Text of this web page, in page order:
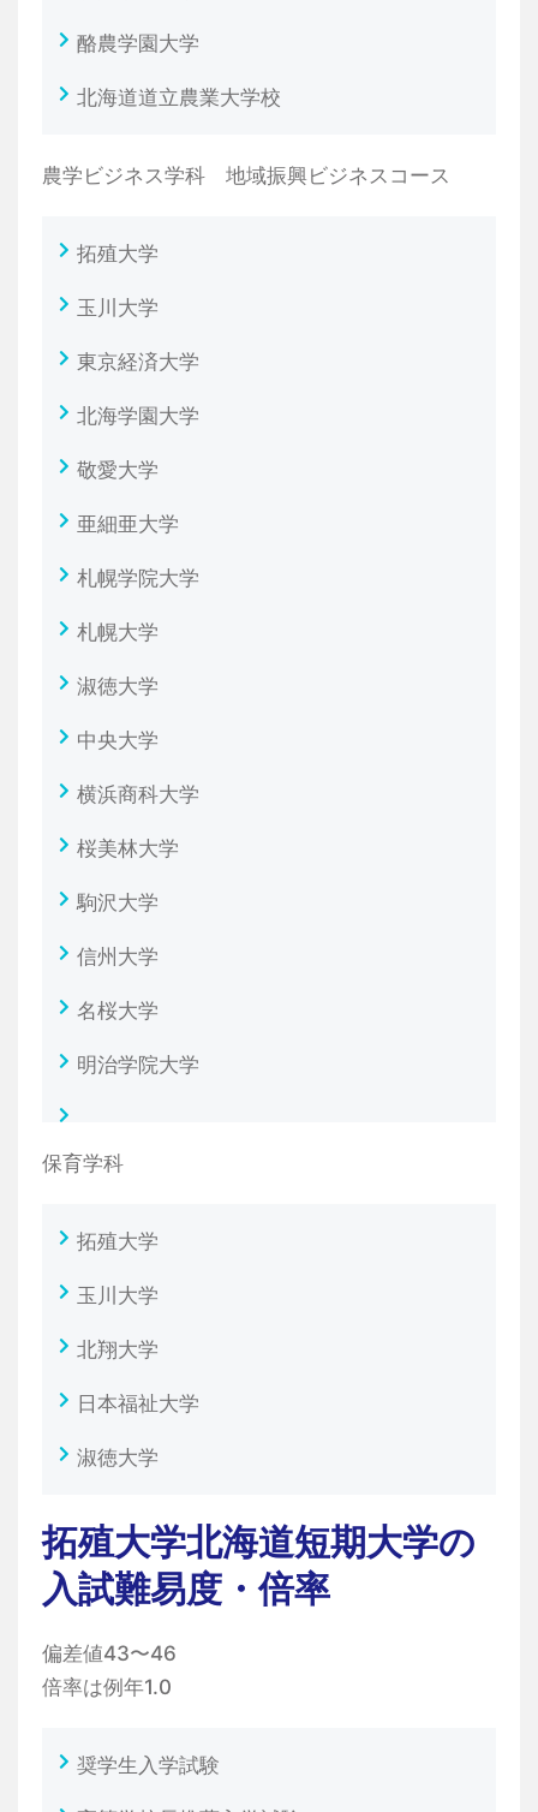
酪農学園大学
北海道道立農業大学校
農学ビジネス学科 地域振興ビジネスコース
拓殖大学
玉川大学
東京経済大学
北海学園大学
敬愛大学
亜細亜大学
札幌学院大学
札幌大学
淑徳大学
中央大学
横浜商科大学
桜美林大学
駒沢大学
信州大学
名桜大学
明治学院大学
保育学科
拓殖大学
玉川大学
北翔大学
日本福祉大学
淑徳大学
拓殖大学北海道短期大学の
入試難易度・倍率
偏差値43〜46
倍率は例年1.0
奨学生入学試験